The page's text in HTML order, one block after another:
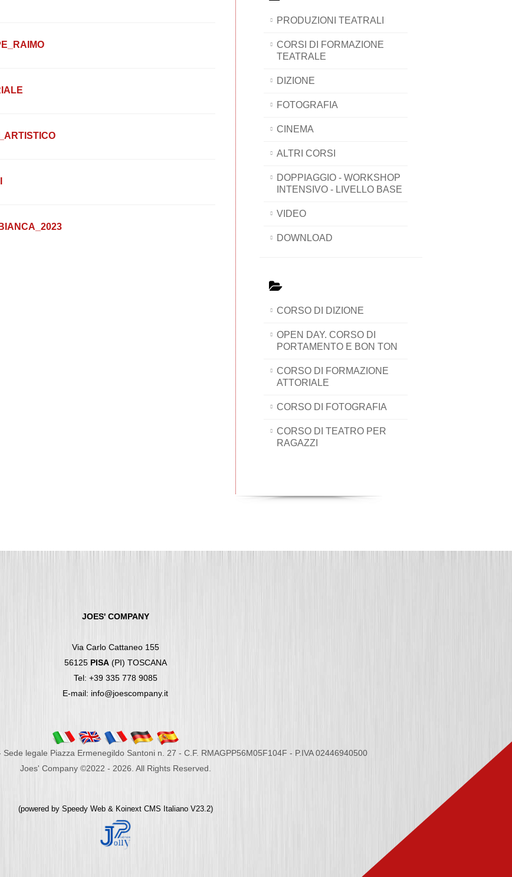
PRODUZIONI TEATRALI
CORSI DI FORMAZIONE
TEATRALE
DIZIONE
FOTOGRAFIA
CINEMA
ALTRI CORSI
DOPPIAGGIO - WORKSHOP
INTENSIVO - LIVELLO BASE
VIDEO
DOWNLOAD
CORSO DI DIZIONE
OPEN DAY. CORSO DI
PORTAMENTO E BON TON
CORSO DI FORMAZIONE
ATTORIALE
CORSO DI FOTOGRAFIA
CORSO DI TEATRO PER
RAGAZZI
JOES' COMPANY
Via Carlo Cattaneo 155
56125 PISA(PI) TOSCANA
Tel: +39 335 778 9085
E-mail: info@joescompany.it
legale Piazza Ermenegildo Santoni n. 27 - C.F. RMAGPP56M05F104F - P.IVA 02446940500
Joes' Company ©2022 - 2026. All Rights Reserved.
(powered by Speedy Web & Koinext CMS Italiano V23.2)